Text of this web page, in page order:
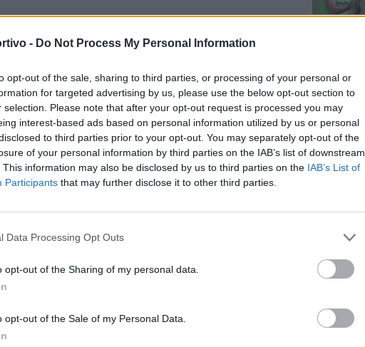
- Do Not Process My Personal Information
opt-out of the sale, sharing to third parties, or processing of your personal or
for targeted advertising by us, please use the below opt-out section to
selection. Please note that after your opt-out request is processed you may
interest-based ads based on personal information utilized by us or personal
to third parties prior to your opt-out. You may separately opt-out of the
of your personal information by third parties on the IAB’s list of downstream
This information may also be disclosed by us to third parties on the IAB’s List of
Participants that may further disclose it to other third parties.
Data Processing Opt Outs
opt-out of the Sharing of my personal data.
opt-out of the Sale of my Personal Data.